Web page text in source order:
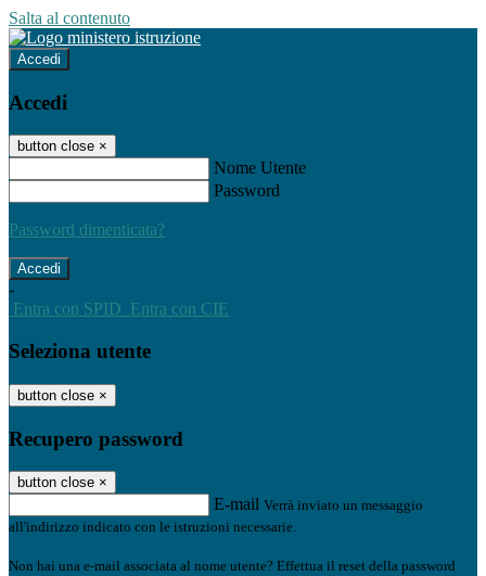
Salta al contenuto
Accedi
Accedi
button close ×
Nome Utente
Password
Password dimenticata?
-
Entra con SPID Entra con CIE
Seleziona utente
button close ×
Recupero password
button close ×
E-mail Verrà inviato un messaggio
all'indirizzo indicato con le istruzioni necessarie.
Non hai una e-mail associata al nome utente? Effettua il reset della password